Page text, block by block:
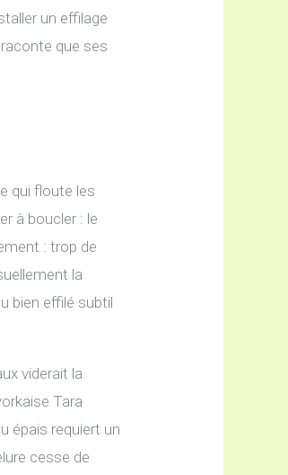
un effilage
que ses
qui floute les
à boucler : le
: trop de
la
bien effilé subtil
viderait la
Tara
épais requiert un
cesse de